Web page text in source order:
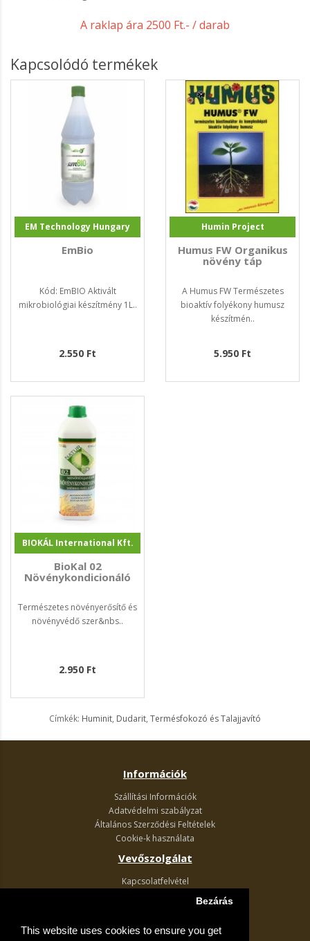
This website uses cookies to ensure you get
Bezárás
A raklap ára 2500 Ft.- / darab
Kapcsolódó termékek
EM Technology Hungary
EmBio
Kód: EmBIO Aktivált
mikrobiológiai készítmény 1L..
2.550 Ft
Humin Project
Humus FW Organikus
növény táp
A Humus FW Természetes
bioaktív folyékony humusz
készítmén..
5.950 Ft
BIOKÁL International Kft.
BioKal 02
Növénykondicionáló
Természetes növényerősítő és
növényvédő szer&nbs..
2.950 Ft
Címkék: Huminit, Dudarit, Termésfokozó és Talajjavító
Információk
Szállítási Információk
Adatvédelmi szabályzat
Általános Szerződési Feltételek
Cookie-k használata
Vevőszolgálat
Kapcsolatfelvétel